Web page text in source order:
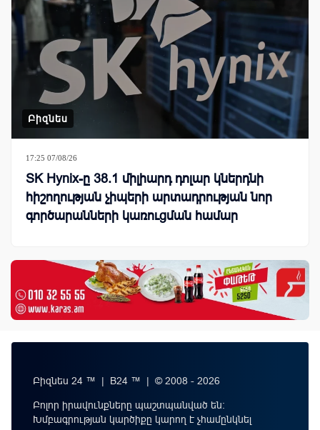
Բիզնես
17:25 07/08/26
SK Hynix-ը 38.1 միլիարդ դոլար կներդնի
հիշողության չիպերի արտադրության նոր
գործարանների կառուցման համար
Բիզնես 24 ™ | B24 ™ | © 2008 - 2026
Բոլոր իրավունքները պաշտպանված են:
Խմբագրության կարծիքը կարող է չհամընկնել